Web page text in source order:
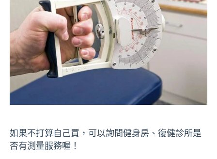
如果不打算自己買，可以詢問健身房、復健診所是
否有測量服務喔！